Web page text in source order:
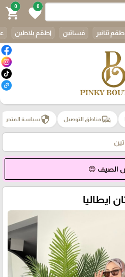
0
favorite
0
shopping_cart
تنانير فساتين اطقم بلاطين
commuteمناطق التوصيل securityسياسة المتجر
ايطاليا